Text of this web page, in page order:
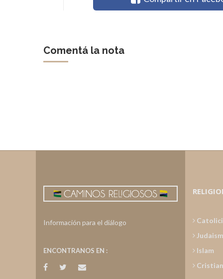
Comentá la nota
Información para el diálogo
ENCONTRANOS EN :
Islam